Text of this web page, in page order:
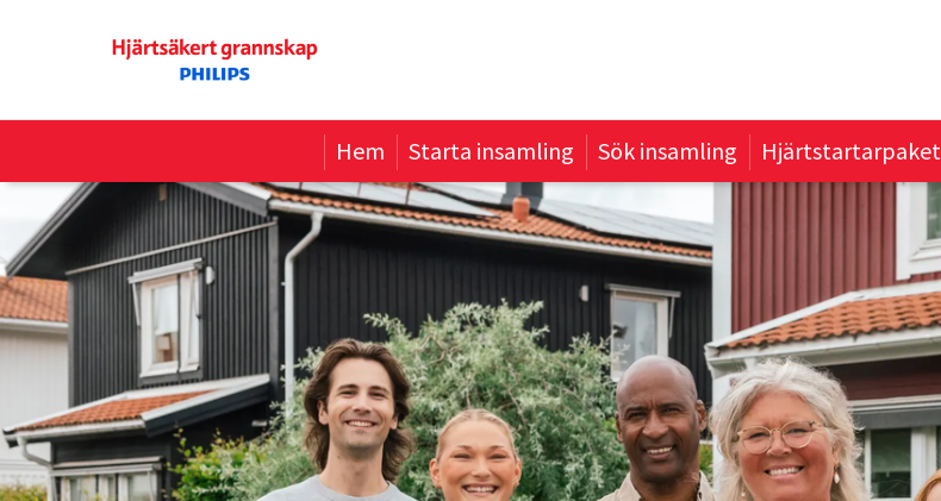
Hem Starta insamling Sök insamling Hjärtstartarpaket